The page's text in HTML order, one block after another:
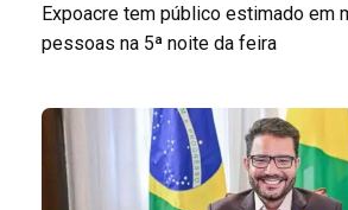
Expoacre tem público estimado em
pessoas na 5ª noite da feira